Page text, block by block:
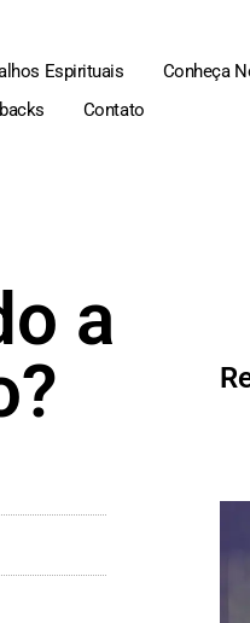
Espirituais Conheça
Contato
a